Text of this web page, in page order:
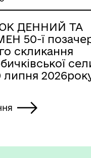
ДЕННИЙ ТА
50-ї
скликання
липня